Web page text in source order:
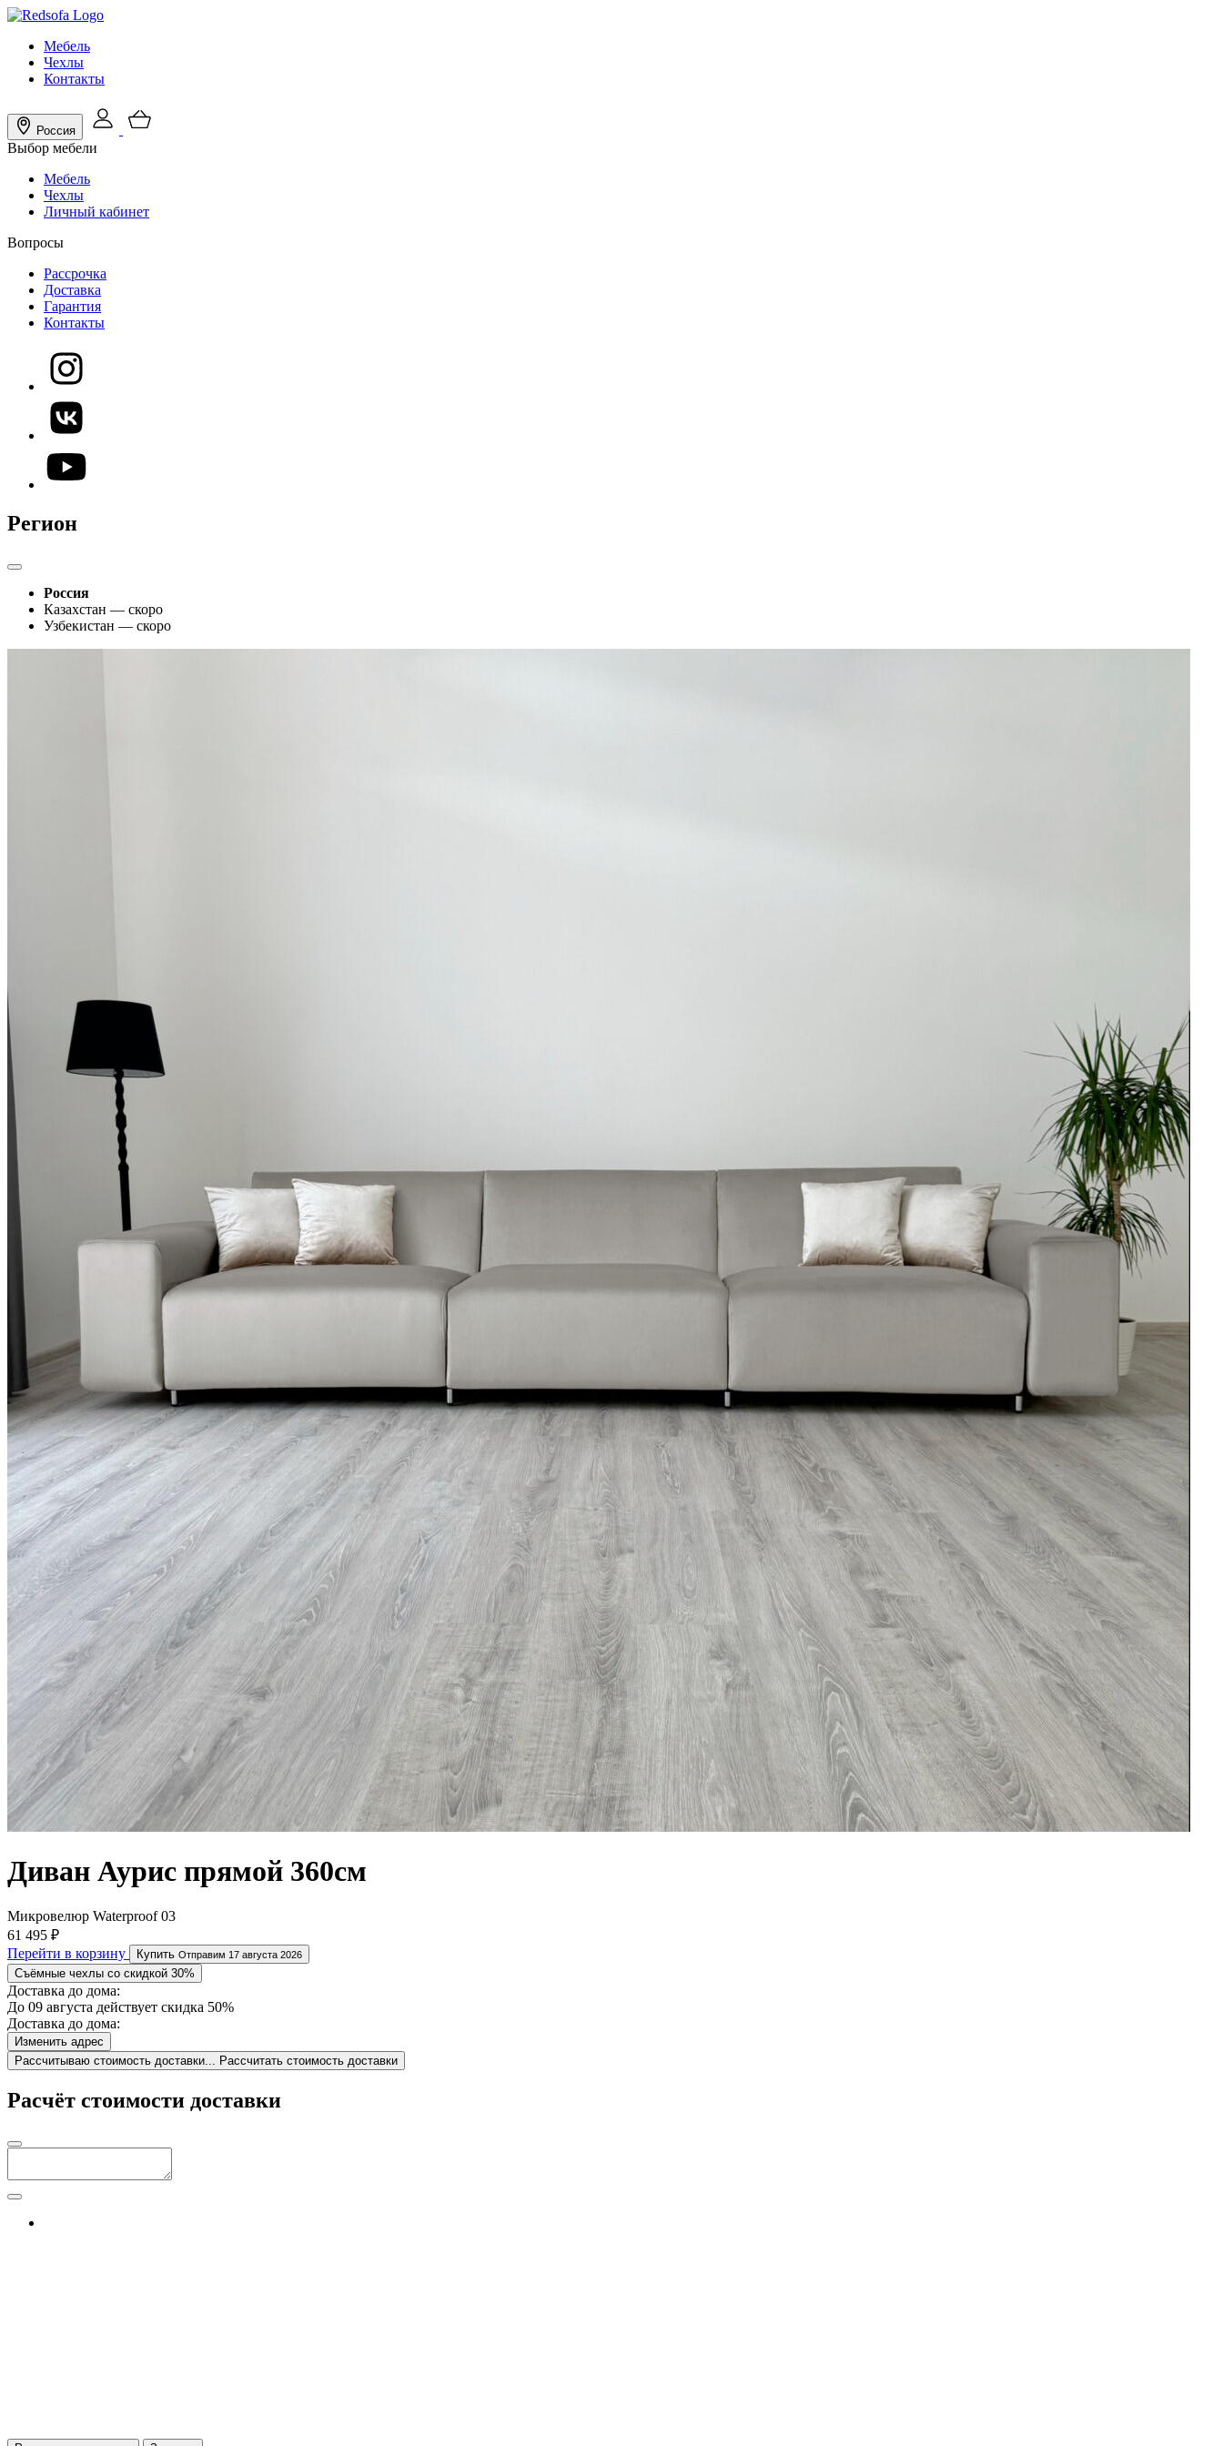
Мебель
Чехлы
Контакты
Россия
Выбор мебели
Мебель
Чехлы
Личный кабинет
Вопросы
Рассрочка
Доставка
Гарантия
Контакты
Регион
Россия
Казахстан — скоро
Узбекистан — скоро
Диван Аурис прямой 360см
Микровелюр Waterproof 03
61 495 ₽
Перейти в корзину
Купить Отправим 17 августа 2026
Съёмные чехлы со скидкой 30%
Доставка до дома:
До 09 августа действует скидка 50%
Доставка до дома:
Изменить адрес
Рассчитываю стоимость доставки...
Рассчитать стоимость доставки
Расчёт стоимости доставки